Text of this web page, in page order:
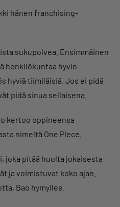
hänen franchising-
sukupolvea. Ensimmäinen
henkilökuntaa hyvin
hyviä tiimiläisiä. Jos ei pidä
pidä sinua sellaisena.
kertoo oppineensa
nimeltä One Piece.
joka pitää huolta jokaisesta
ja voimistuvat koko ajan.
Bao hymyilee.